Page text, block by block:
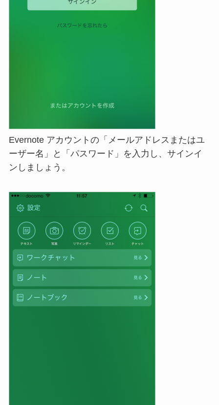
Evernote アカウントの「メールアドレスまたはユ
ーザー名」と「パスワード」を入力し、サインイ
ンしましょう。